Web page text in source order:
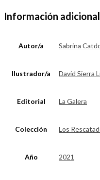
Información adicional
Autor/a Sabrina
Ilustrador/a David Sierra
Editorial La Galera
Colección Los
Año 2021